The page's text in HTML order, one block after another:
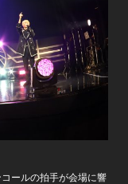
ールの拍手が会場に響